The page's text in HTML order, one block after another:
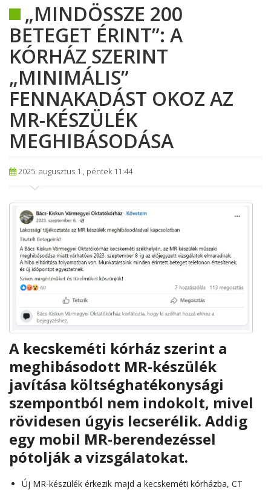
„MINDÖSSZE 200
BETEGET ÉRINT”: A
KÓRHÁZ SZERINT
„MINIMÁLIS”
FENNAKADÁST OKOZ AZ
MR-KÉSZÜLÉK
MEGHIBÁSODÁSA
2025. augusztus 1., péntek 11:44
A kecskeméti kórház szerint a
meghibásodott MR-készülék
javítása költséghatékonysági
szempontból nem indokolt, mivel
rövidesen úgyis lecserélik. Addig
egy mobil MR-berendezéssel
pótolják a vizsgálatokat.
Új MR-készülék érkezik majd a kecskeméti kórházba, CT